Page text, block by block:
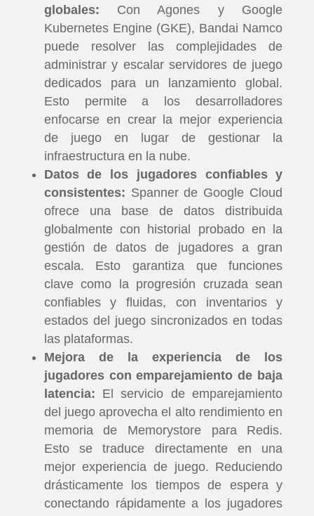
globales: Con Agones y Google
Kubernetes Engine (GKE), Bandai Namco
puede resolver las complejidades de
administrar y escalar servidores de juego
dedicados para un lanzamiento global.
Esto permite a los desarrolladores
enfocarse en crear la mejor experiencia
de juego en lugar de gestionar la
infraestructura en la nube.
Datos de los jugadores confiables y
consistentes: Spanner de Google Cloud
ofrece una base de datos distribuida
globalmente con historial probado en la
gestión de datos de jugadores a gran
escala. Esto garantiza que funciones
clave como la progresión cruzada sean
confiables y fluidas, con inventarios y
estados del juego sincronizados en todas
las plataformas.
Mejora de la experiencia de los
jugadores con emparejamiento de baja
latencia: El servicio de emparejamiento
del juego aprovecha el alto rendimiento en
memoria de Memorystore para Redis.
Esto se traduce directamente en una
mejor experiencia de juego. Reduciendo
drásticamente los tiempos de espera y
conectando rápidamente a los jugadores